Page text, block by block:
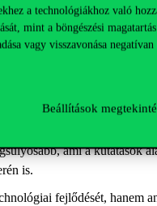
a technológiákhoz való
mint a böngészési
vagy visszavonása
Beállítások
személyre szabott
Előadásában
a technológia
befolyásolja a
ami a kutatások
is.
fejlődését, hanem